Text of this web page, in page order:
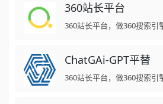
360站长平台
360站长平台，做360搜索引
ChatGAi-GPT平替
360站长平台，做360搜索引